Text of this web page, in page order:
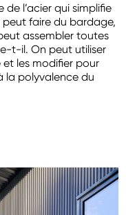
de l’acier qui simplifie
peut faire du bardage,
assembler toutes
t-il. On peut utiliser
les modifier pour
la polyvalence du